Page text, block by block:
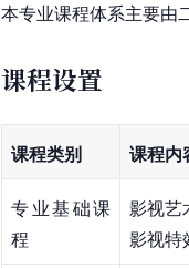
本专业课程体系主要由
课程设置
课程类别 课程内
专业基础课
程
影视艺
影视特